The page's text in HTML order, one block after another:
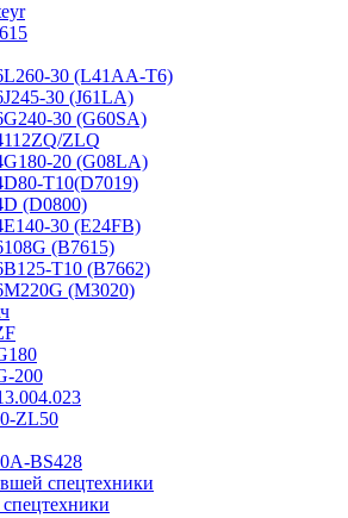
30 (L41AA-T6)
30 (J61LA)
30 (G60SA)
ZLQ
20 (G08LA)
T10(D7019)
(D0800)
30 (E24FB)
(B7615)
T10 (B7662)
(M3020)
200
ZL50
BS428
спецтехники